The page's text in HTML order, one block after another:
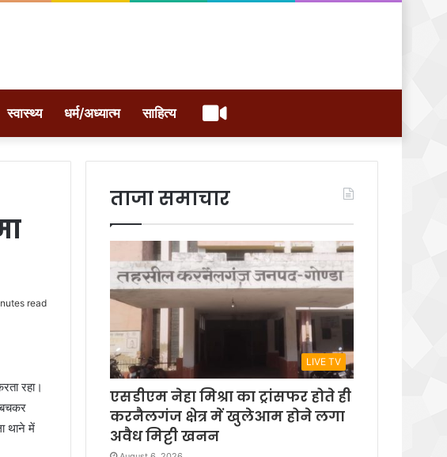
स्वास्थ्य धर्म/अध्यात्म साहित्य वीडियो
read
रहा।
थाने में
ताजा समाचार
LIVE TV
एसडीएम नेहा मिश्रा का ट्रांसफर होते ही
करनैलगंज क्षेत्र में खुलेआम होने लगा
अवैध मिट्टी खनन